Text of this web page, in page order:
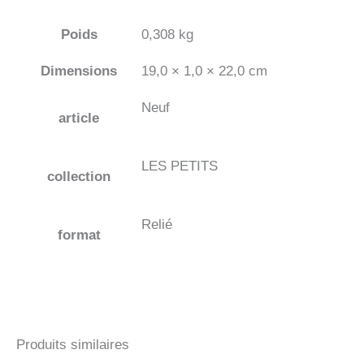
Poids 0,308 kg
Dimensions 19,0 × 1,0 × 22,0 cm
article
Neuf
collection
LES PETITS
format
Relié
Produits similaires